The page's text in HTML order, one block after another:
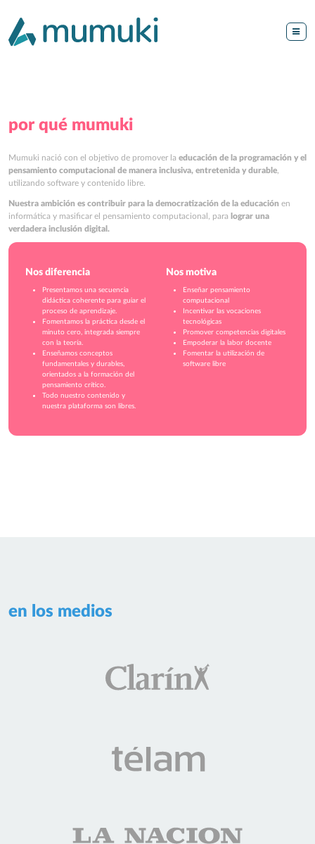
por qué mumuki
Mumuki nació con el objetivo de promover la educación de la programación y el
pensamiento computacional de manera inclusiva, entretenida y durable,
utilizando software y contenido libre.
Nuestra ambición es contribuir para la democratización de la educación en
informática y masificar el pensamiento computacional, para lograr una
verdadera inclusión digital.
Nos diferencia
Presentamos una secuencia
didáctica coherente para guiar el
proceso de aprendizaje.
Fomentamos la práctica desde el
minuto cero, integrada siempre
con la teoría.
Enseñamos conceptos
fundamentales y durables,
orientados a la formación del
pensamiento crítico.
Todo nuestro contenido y
nuestra plataforma son libres.
Nos motiva
Enseñar pensamiento
computacional
Incentivar las vocaciones
tecnológicas
Promover competencias digitales
Empoderar la labor docente
Fomentar la utilización de
software libre
en los medios